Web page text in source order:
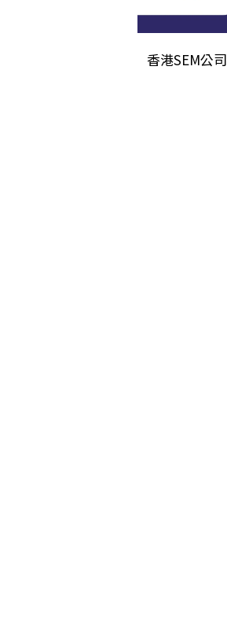
香港SEM公司